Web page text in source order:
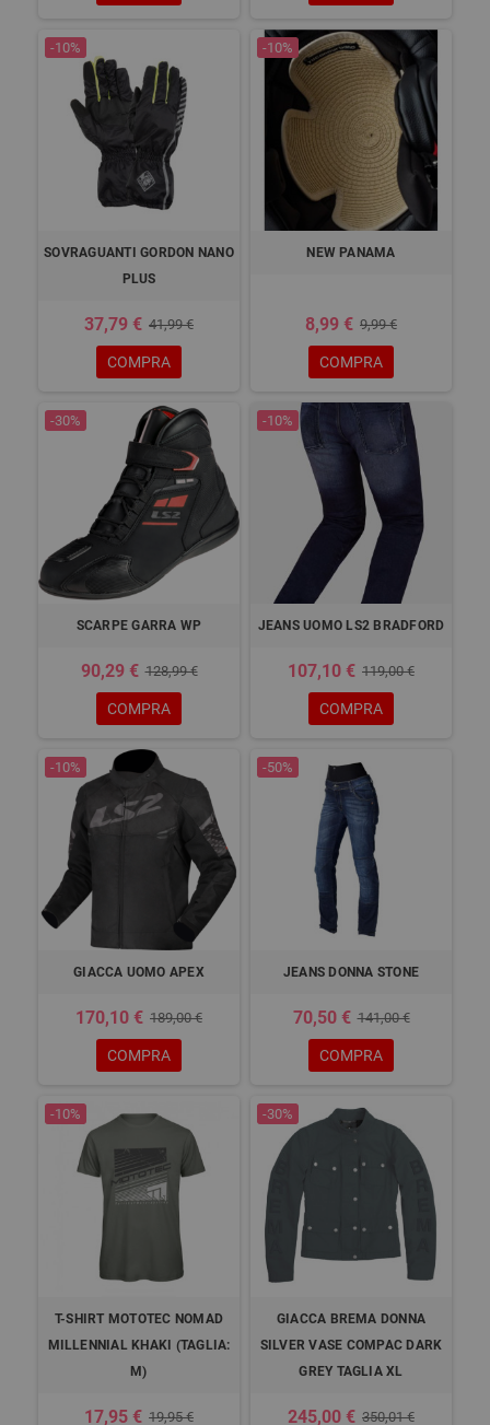
-10%
SOVRAGUANTI GORDON NANO
PLUS
37,79 € 41,99 €
COMPRA
-10%
NEW PANAMA
8,99 € 9,99 €
COMPRA
-30%
SCARPE GARRA WP
90,29 € 128,99 €
COMPRA
-10%
JEANS UOMO LS2 BRADFORD
107,10 € 119,00 €
COMPRA
-10%
GIACCA UOMO APEX
170,10 € 189,00 €
COMPRA
-50%
JEANS DONNA STONE
70,50 € 141,00 €
COMPRA
-10%
T-SHIRT MOTOTEC NOMAD
MILLENNIAL KHAKI (TAGLIA:
M)
17,95 € 19,95 €
-30%
GIACCA BREMA DONNA
SILVER VASE COMPAC DARK
GREY TAGLIA XL
245,00 € 350,01 €